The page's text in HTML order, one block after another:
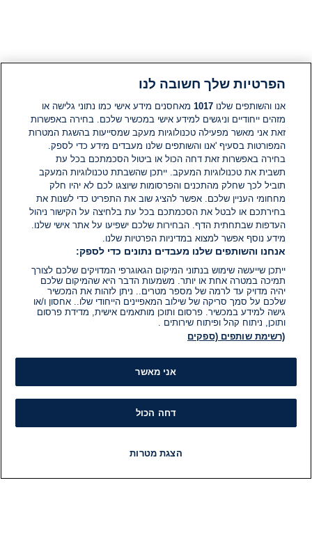
הפרטיות שלך חשובה לנו
אנו והשותפים שלנו1017 מאחסנים מידע אישי כמו נתוני גלישה או
מזהים ייחודיים וניגשים למידע אישי במכשיר שלכם. בחירה באפשרות
זאת אני מאשר מפעילה טכנולוגיות מעקב שמסייעות בהשגת המטרות
המפורטות בסעיף 'אנו והשותפים שלנו מעבדים מידע כדי לספק.
בחירה באפשרות זאת דחה הכול או ביטול הסכמתכם בכל עת
תשבית את טכנולוגיות המעקב. ייתכן שהשבתת טכנולוגיות המעקב
תוביל לכך שחלק מהתכנים והפרסומות שיוצגו לכם לא יהיו חלק
מחחומי העניין שלכם. אפשר להציג שוב את התפריט כדי לשנות את
בחירתכם או לבטל את הסכמתכם בכל עת בלחיצה על הקישור ניהול
העדפות שבתחתית הדף. הבחירות שלכם ישפיעו על אתר אישי שלנו.
מידע נוסף אפשר למצוא במדיניות הפרטיות שלנו.
אנחנו והשותפים שלנו מעבדים נתונים כדי לספק:
ייתכן שייעשה שימוש בנתוני המיקום הגאוגרפי המדויקים שלכם לצורך
תמיכה במטרה אחת או יותר. משמעות הדבר היא שהמיקום שלכם
יהיה מדויק עד לרמה של מספר מטרים.. ניתן לזהות את המכשיר
שלכם על סמך סריקה של שילוב המאפיינים הייחודי שלו.. אחסון ו/או
גישה למידע במכשיר. פרסום ותוכן מותאמים אישית, מדידת פרסום
ותוכן, ניתוח קהל ופיתוח שירותים .
(רשימת שותפים (ספקים
אני מאשר
דחה הכול
הצגת מטרות